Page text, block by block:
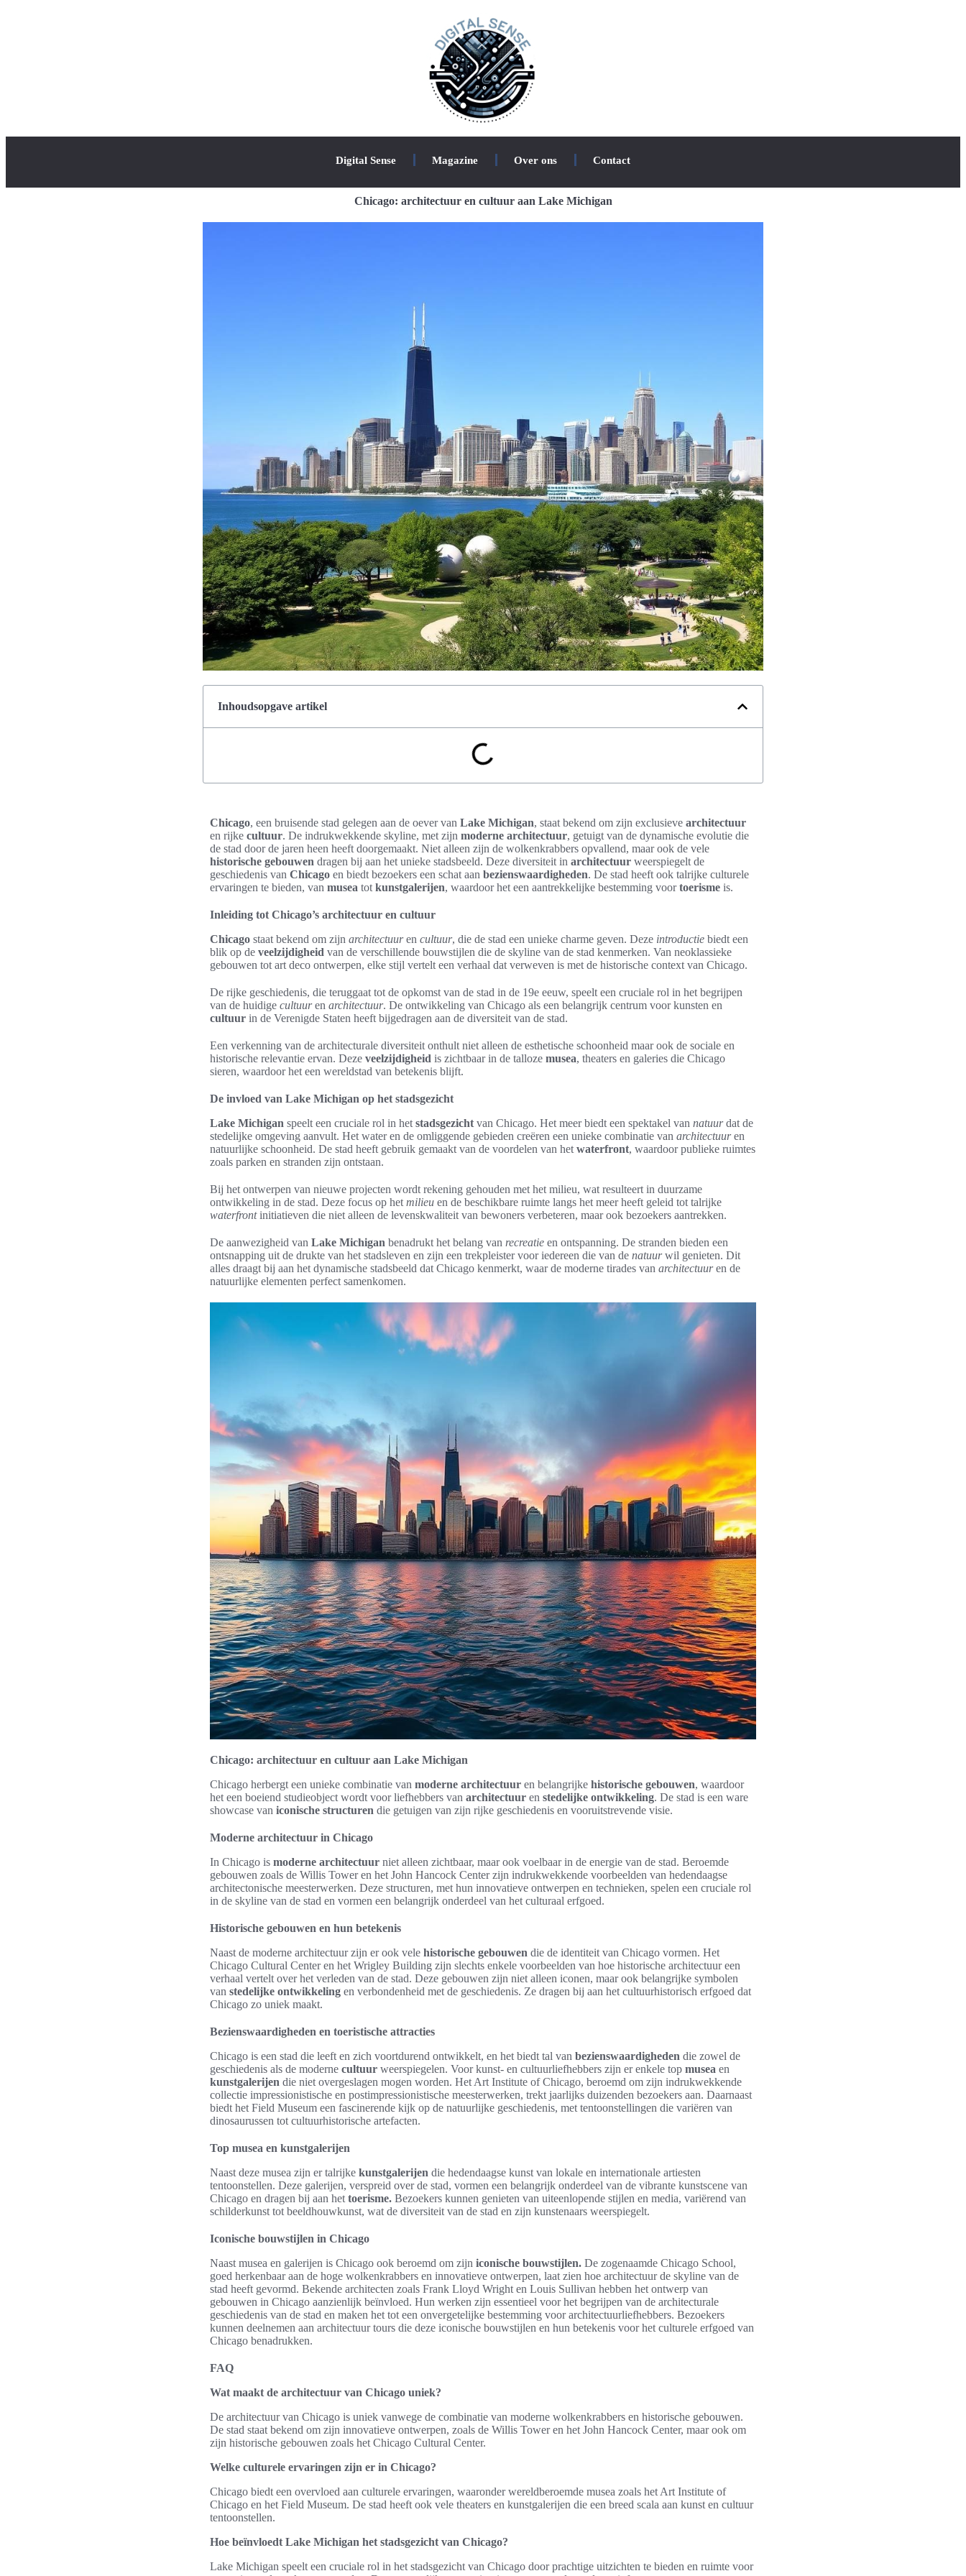
Digital Sense Magazine Over ons Contact
Chicago: architectuur en cultuur aan Lake Michigan
Inhoudsopgave artikel
Chicago, een bruisende stad gelegen aan de oever van Lake Michigan, staat bekend om zijn exclusieve architectuur
en rijke cultuur. De indrukwekkende skyline, met zijn moderne architectuur, getuigt van de dynamische evolutie die
de stad door de jaren heen heeft doorgemaakt. Niet alleen zijn de wolkenkrabbers opvallend, maar ook de vele
historische gebouwen dragen bij aan het unieke stadsbeeld. Deze diversiteit in architectuur weerspiegelt de
geschiedenis van Chicago en biedt bezoekers een schat aan bezienswaardigheden. De stad heeft ook talrijke culturele
ervaringen te bieden, van musea tot kunstgalerijen, waardoor het een aantrekkelijke bestemming voortoerisme is.
Inleiding tot Chicago’s architectuur en cultuur
Chicago staat bekend om zijn architectuuren cultuur, die de stad een unieke charme geven. Deze introductie biedt een
blik op de veelzijdigheid van de verschillende bouwstijlen die de skyline van de stad kenmerken. Van neoklassieke
gebouwen tot art deco ontwerpen, elke stijl vertelt een verhaal dat verweven is met de historische context van Chicago.
De rijke geschiedenis, die teruggaat tot de opkomst van de stad in de 19e eeuw, speelt een cruciale rol in het begrijpen
van de huidige cultuuren architectuur. De ontwikkeling van Chicago als een belangrijk centrum voor kunsten en
cultuur in de Verenigde Staten heeft bijgedragen aan de diversiteit van de stad.
Een verkenning van de architecturale diversiteit onthult niet alleen de esthetische schoonheid maar ook de sociale en
historische relevantie ervan. Deze veelzijdigheid is zichtbaar in de talloze musea, theaters en galeries die Chicago
sieren, waardoor het een wereldstad van betekenis blijft.
De invloed van Lake Michigan op het stadsgezicht
Lake Michigan speelt een cruciale rol in het stadsgezicht van Chicago. Het meer biedt een spektakel van natuurdat de
stedelijke omgeving aanvult. Het water en de omliggende gebieden creëren een unieke combinatie van architectuuren
natuurlijke schoonheid. De stad heeft gebruik gemaakt van de voordelen van het waterfront, waardoor publieke ruimtes
zoals parken en stranden zijn ontstaan.
Bij het ontwerpen van nieuwe projecten wordt rekening gehouden met het milieu, wat resulteert in duurzame
ontwikkeling in de stad. Deze focus op het milieu en de beschikbare ruimte langs het meer heeft geleid tot talrijke
waterfrontinitiatieven die niet alleen de levenskwaliteit van bewoners verbeteren, maar ook bezoekers aantrekken.
De aanwezigheid van Lake Michigan benadrukt het belang van recreatie en ontspanning. De stranden bieden een
ontsnapping uit de drukte van het stadsleven en zijn een trekpleister voor iedereen die van de natuurwil genieten. Dit
alles draagt bij aan het dynamische stadsbeeld dat Chicago kenmerkt, waar de moderne tirades van architectuuren de
natuurlijke elementen perfect samenkomen.
Chicago: architectuur en cultuur aan Lake Michigan
Chicago herbergt een unieke combinatie van moderne architectuur en belangrijke historische gebouwen, waardoor
het een boeiend studieobject wordt voor liefhebbers van architectuur en stedelijke ontwikkeling. De stad is een ware
showcase van iconische structuren die getuigen van zijn rijke geschiedenis en vooruitstrevende visie.
Moderne architectuur in Chicago
In Chicago is moderne architectuur niet alleen zichtbaar, maar ook voelbaar in de energie van de stad. Beroemde
gebouwen zoals de Willis Tower en het John Hancock Center zijn indrukwekkende voorbeelden van hedendaagse
architectonische meesterwerken. Deze structuren, met hun innovatieve ontwerpen en technieken, spelen een cruciale rol
in de skyline van de stad en vormen een belangrijk onderdeel van het culturaal erfgoed.
Historische gebouwen en hun betekenis
Naast de moderne architectuur zijn er ook vele historische gebouwen die de identiteit van Chicago vormen. Het
Chicago Cultural Center en het Wrigley Building zijn slechts enkele voorbeelden van hoe historische architectuur een
verhaal vertelt over het verleden van de stad. Deze gebouwen zijn niet alleen iconen, maar ook belangrijke symbolen
van stedelijke ontwikkeling en verbondenheid met de geschiedenis. Ze dragen bij aan het cultuurhistorisch erfgoed dat
Chicago zo uniek maakt.
Bezienswaardigheden en toeristische attracties
Chicago is een stad die leeft en zich voortdurend ontwikkelt, en het biedt tal van bezienswaardigheden die zowel de
geschiedenis als de moderne cultuur weerspiegelen. Voor kunst- en cultuurliefhebbers zijn er enkele top musea en
kunstgalerijen die niet overgeslagen mogen worden. Het Art Institute of Chicago, beroemd om zijn indrukwekkende
collectie impressionistische en postimpressionistische meesterwerken, trekt jaarlijks duizenden bezoekers aan. Daarnaast
biedt het Field Museum een fascinerende kijk op de natuurlijke geschiedenis, met tentoonstellingen die variëren van
dinosaurussen tot cultuurhistorische artefacten.
Top musea en kunstgalerijen
Naast deze musea zijn er talrijke kunstgalerijen die hedendaagse kunst van lokale en internationale artiesten
tentoonstellen. Deze galerijen, verspreid over de stad, vormen een belangrijk onderdeel van de vibrante kunstscene van
Chicago en dragen bij aan het toerisme. Bezoekers kunnen genieten van uiteenlopende stijlen en media, variërend van
schilderkunst tot beeldhouwkunst, wat de diversiteit van de stad en zijn kunstenaars weerspiegelt.
Iconische bouwstijlen in Chicago
Naast musea en galerijen is Chicago ook beroemd om zijn iconische bouwstijlen. De zogenaamde Chicago School,
goed herkenbaar aan de hoge wolkenkrabbers en innovatieve ontwerpen, laat zien hoe architectuur de skyline van de
stad heeft gevormd. Bekende architecten zoals Frank Lloyd Wright en Louis Sullivan hebben het ontwerp van
gebouwen in Chicago aanzienlijk beïnvloed. Hun werken zijn essentieel voor het begrijpen van de architecturale
geschiedenis van de stad en maken het tot een onvergetelijke bestemming voor architectuurliefhebbers. Bezoekers
kunnen deelnemen aan architectuur tours die deze iconische bouwstijlen en hun betekenis voor het culturele erfgoed van
Chicago benadrukken.
FAQ
Wat maakt de architectuur van Chicago uniek?
De architectuur van Chicago is uniek vanwege de combinatie van moderne wolkenkrabbers en historische gebouwen.
De stad staat bekend om zijn innovatieve ontwerpen, zoals de Willis Tower en het John Hancock Center, maar ook om
zijn historische gebouwen zoals het Chicago Cultural Center.
Welke culturele ervaringen zijn er in Chicago?
Chicago biedt een overvloed aan culturele ervaringen, waaronder wereldberoemde musea zoals het Art Institute of
Chicago en het Field Museum. De stad heeft ook vele theaters en kunstgalerijen die een breed scala aan kunst en cultuur
tentoonstellen.
Hoe beïnvloedt Lake Michigan het stadsgezicht van Chicago?
Lake Michigan speelt een cruciale rol in het stadsgezicht van Chicago door prachtige uitzichten te bieden en ruimte voor